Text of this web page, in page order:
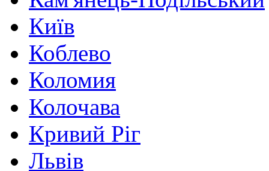
Київ
Коблево
Коломия
Колочава
Кривий Ріг
Львів